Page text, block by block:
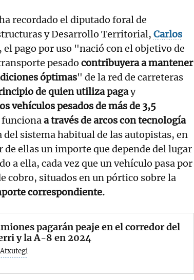
recordado el diputado foral de
y Desarrollo Territorial,Carlos
el pago por uso "nació con el objetivo de
pesadocontribuyera a mantener
óptimas" de la red de carreteras
de quien utiliza pagay
vehículos pesados de más de 3,5
funcionaa través de arcos con tecnología
del sistema habitual de las autopistas, en
de ellas un importe que depende del lugar
a ella, cada vez que un vehículo pasa por
cobro, situados en un pórtico sobre la
correspondiente.
pagarán peaje en el corredor del
y la A-8 en 2024